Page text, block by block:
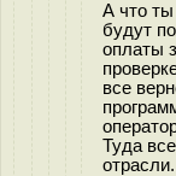
А что
будут
оплаты
все
Туда
отрасли.